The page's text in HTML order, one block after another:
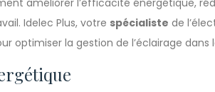
améliorer l’efficacité énergétique,
Idelec Plus, votre spécialiste de
optimiser la gestion de l’éclairage dans